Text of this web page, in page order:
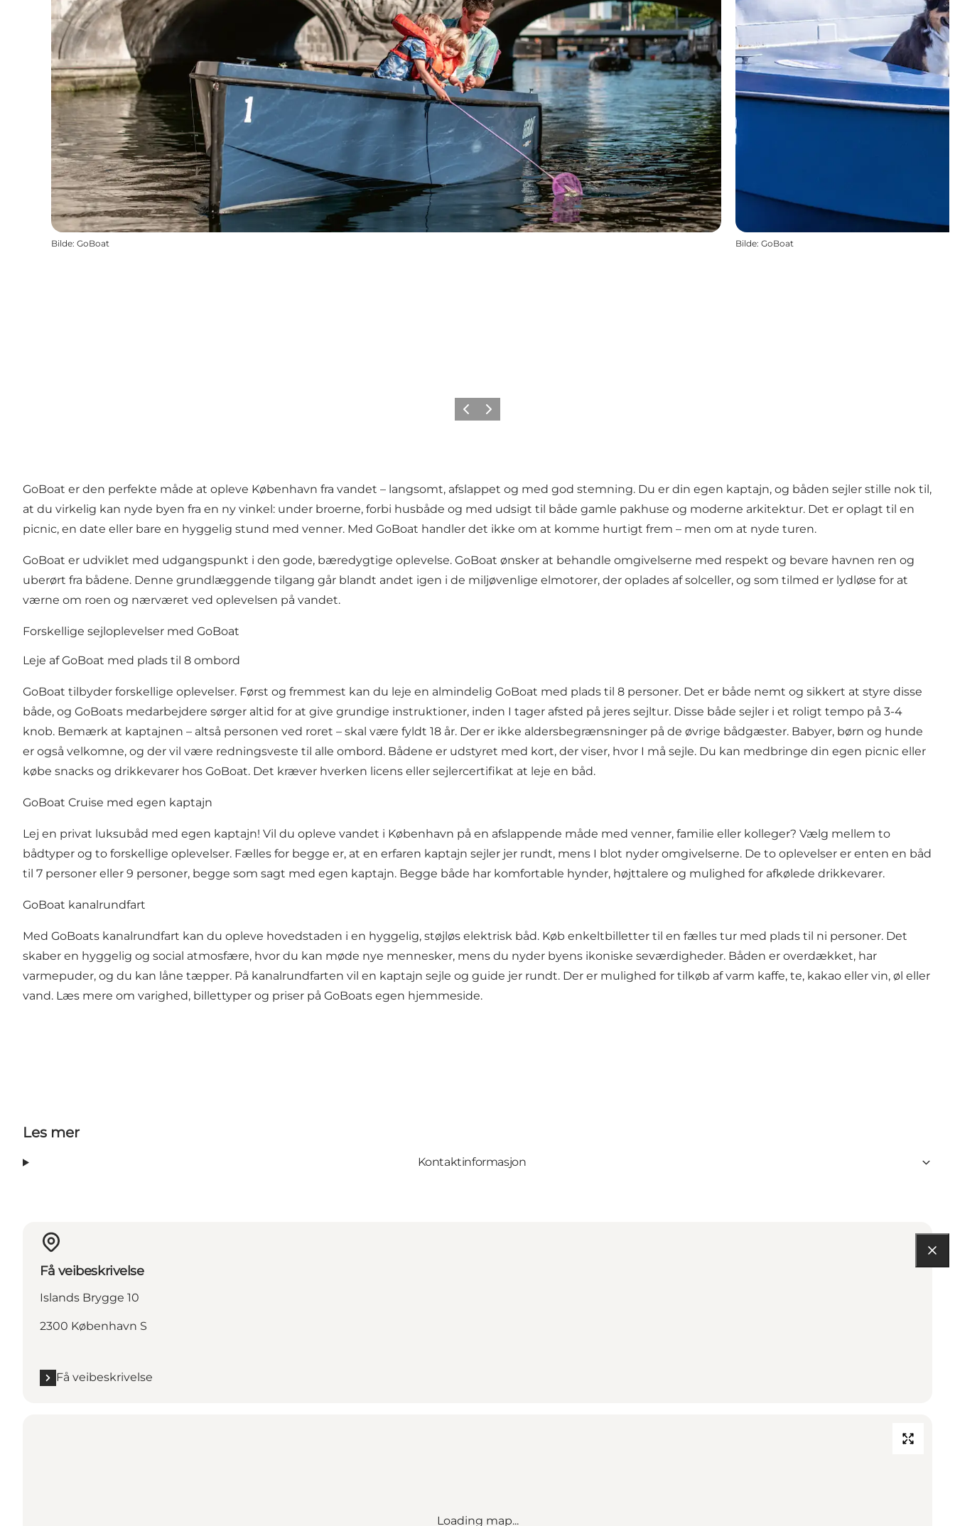
Bilde: GoBoat Bilde: GoBoat
ForrigeNeste
GoBoat er den perfekte måde at opleve København fra vandet – langsomt, afslappet og med god stemning. Du er din egen kaptajn, og båden sejler stille nok til,
at du virkelig kan nyde byen fra en ny vinkel: under broerne, forbi husbåde og med udsigt til både gamle pakhuse og moderne arkitektur. Det er oplagt til en
picnic, en date eller bare en hyggelig stund med venner. Med GoBoat handler det ikke om at komme hurtigt frem – men om at nyde turen.
GoBoat er udviklet med udgangspunkt i den gode, bæredygtige oplevelse. GoBoat ønsker at behandle omgivelserne med respekt og bevare havnen ren og
uberørt fra bådene. Denne grundlæggende tilgang går blandt andet igen i de miljøvenlige elmotorer, der oplades af solceller, og som tilmed er lydløse for at
værne om roen og nærværet ved oplevelsen på vandet.
Forskellige sejloplevelser med GoBoat
Leje af GoBoat med plads til 8 ombord
GoBoat tilbyder forskellige oplevelser. Først og fremmest kan du leje en almindelig GoBoat med plads til 8 personer. Det er både nemt og sikkert at styre disse
både, og GoBoats medarbejdere sørger altid for at give grundige instruktioner, inden I tager afsted på jeres sejltur. Disse både sejler i et roligt tempo på 3-4
knob. Bemærk at kaptajnen – altså personen ved roret – skal være fyldt 18 år. Der er ikke aldersbegrænsninger på de øvrige bådgæster. Babyer, børn og hunde
er også velkomne, og der vil være redningsveste til alle ombord. Bådene er udstyret med kort, der viser, hvor I må sejle. Du kan medbringe din egen picnic eller
købe snacks og drikkevarer hos GoBoat. Det kræver hverken licens eller sejlercertifikat at leje en båd.
GoBoat Cruise med egen kaptajn
Lej en privat luksubåd med egen kaptajn! Vil du opleve vandet i København på en afslappende måde med venner, familie eller kolleger? Vælg mellem to
bådtyper og to forskellige oplevelser. Fælles for begge er, at en erfaren kaptajn sejler jer rundt, mens I blot nyder omgivelserne. De to oplevelser er enten en båd
til 7 personer eller 9 personer, begge som sagt med egen kaptajn. Begge både har komfortable hynder, højttalere og mulighed for afkølede drikkevarer.
GoBoat kanalrundfart
Med GoBoats kanalrundfart kan du opleve hovedstaden i en hyggelig, støjløs elektrisk båd. Køb enkeltbilletter til en fælles tur med plads til ni personer. Det
skaber en hyggelig og social atmosfære, hvor du kan møde nye mennesker, mens du nyder byens ikoniske seværdigheder. Båden er overdækket, har
varmepuder, og du kan låne tæpper. På kanalrundfarten vil en kaptajn sejle og guide jer rundt. Der er mulighed for tilkøb af varm kaffe, te, kakao eller vin, øl eller
vand. Læs mere om varighed, billettyper og priser på GoBoats egen hjemmeside.
Les mer
Kontaktinformasjon
Få veibeskrivelse
Islands Brygge 10
2300 København S
Få veibeskrivelse
Loading map...